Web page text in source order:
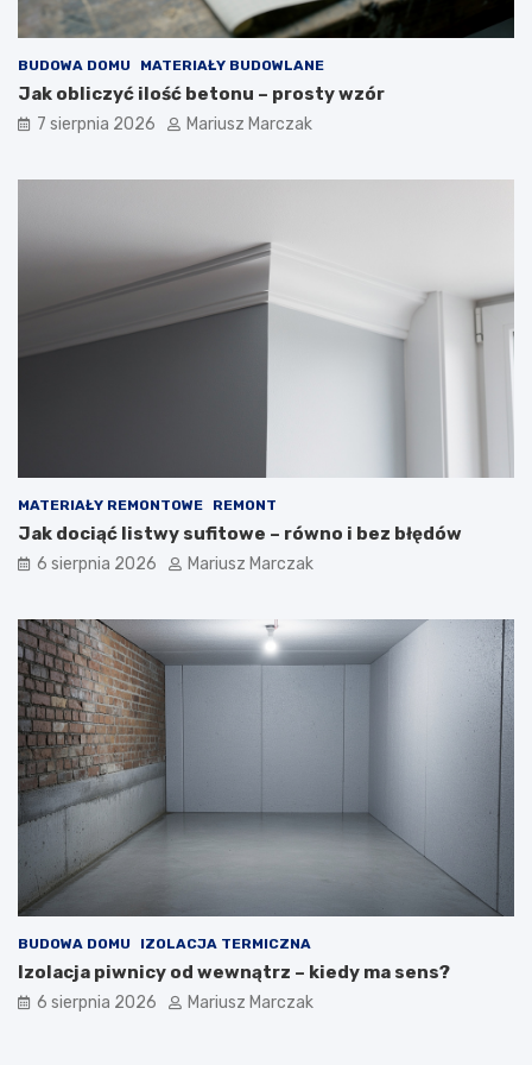
r
b
i
ć
g
p
o
d
ś
BUDOWA DOMU MATERIAŁY BUDOWLANE
Jak obliczyć ilość betonu – prosty wzór
7 sierpnia 2026 Mariusz Marczak
MATERIAŁY REMONTOWE REMONT
Jak dociąć listwy sufitowe – równo i bez błędów
6 sierpnia 2026 Mariusz Marczak
BUDOWA DOMU IZOLACJA TERMICZNA
Izolacja piwnicy od wewnątrz – kiedy ma sens?
6 sierpnia 2026 Mariusz Marczak